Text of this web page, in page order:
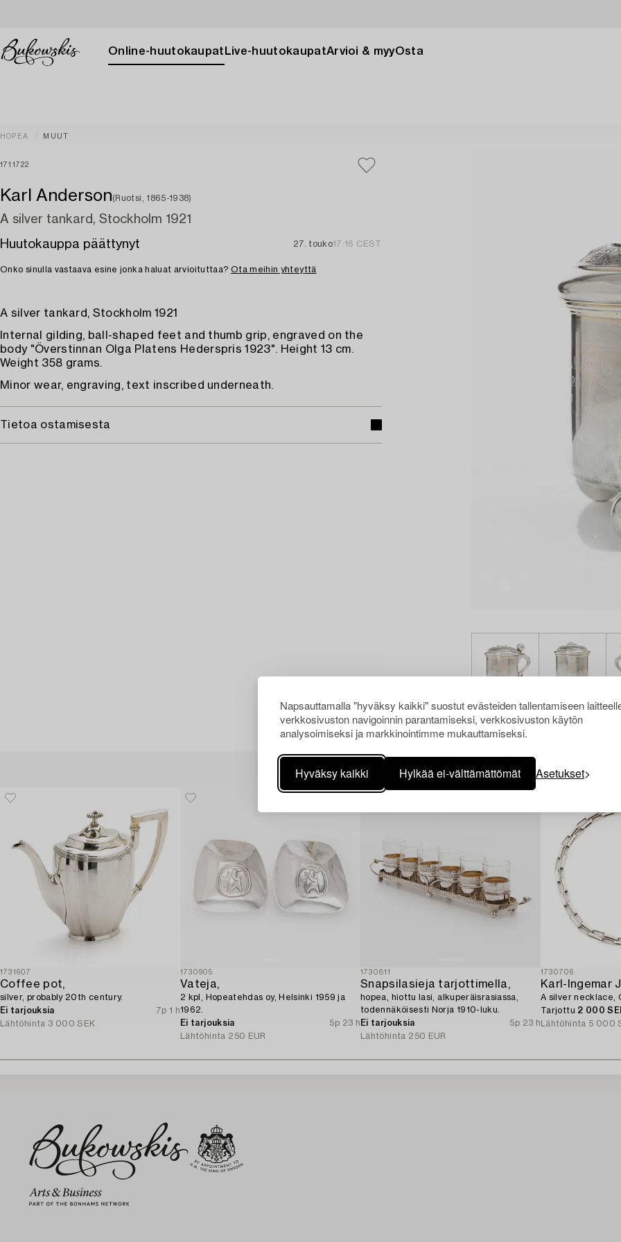
Napsauttamalla "hyväksy kaikki" suostut evästeiden tallentamiseen
verkkosivuston navigoinnin parantamiseksi, verkkosivuston käytön
analysoimiseksi ja markkinointimme mukauttamiseksi.
Hyväksy kaikki Hylkää ei-välttämättömät Asetukset
Online-huutokaupat Live-huutokaupatArvioi & myyOsta
HOPEA MUUT
1711722
Karl Anderson(Ruotsi, 1865-1938)
A silver tankard, Stockholm 1921
Huutokauppa päättynyt
27. touko17:16 CEST
Onko sinulla vastaava esine jonka haluat arvioituttaa? Ota meihin yhteyttä
A silver tankard, Stockholm 1921
Internal gilding, ball-shaped feet and thumb grip, engraved on the
body "Överstinnan Olga Platens Hederspris 1923". Height 13 cm.
Weight 358 grams.
Minor wear, engraving, text inscribed underneath.
Tietoa ostamisesta
Muiden katsomia kohteita
1731607
Coffee pot,
silver, probably 20th century.
Ei tarjouksia
7p 1 h
Lähtöhinta 3 000 SEK
1730905
Vateja,
2 kpl, Hopeatehdas oy, Helsinki 1959 ja
1962.
Ei tarjouksia
5p 23 h
Lähtöhinta 250 EUR
1730811
Snapsilasieja tarjottimella,
hopea, hiottu lasi, alkuperäisrasiassa,
todennäköisesti Norja 1910-luku.
Ei tarjouksia
5p 23 h
Lähtöhinta 250 EUR
1730706
Karl-Ingemar
A silver necklace,
Tarjottu 2 000
Lähtöhinta 5 000